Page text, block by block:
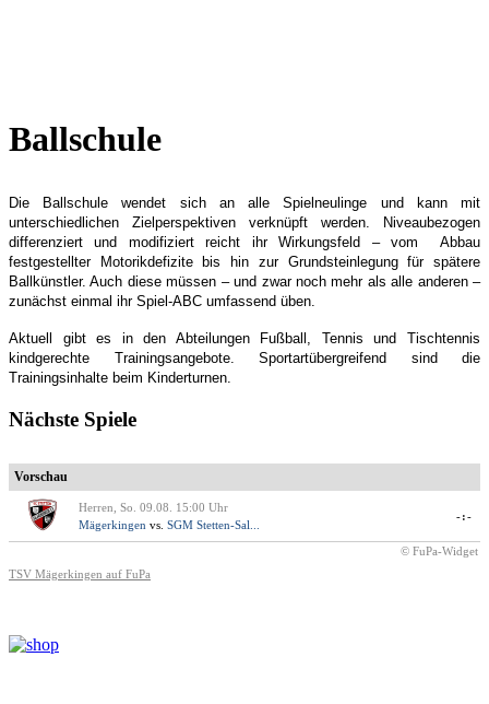
Ballschule
Die Ballschule wendet sich an alle Spielneulinge und kann mit
unterschiedlichen Zielperspektiven verknüpft werden. Niveaubezogen
differenziert und modifiziert reicht ihr Wirkungsfeld – vom Abbau
festgestellter Motorikdefizite bis hin zur Grundsteinlegung für spätere
Ballkünstler. Auch diese müssen – und zwar noch mehr als alle anderen –
zunächst einmal ihr Spiel-ABC umfassend üben.
Aktuell gibt es in den Abteilungen Fußball, Tennis und Tischtennis
kindgerechte Trainingsangebote. Sportartübergreifend sind die
Trainingsinhalte beim Kinderturnen.
Nächste Spiele
Vorschau
Herren, So. 09.08. 15:00 Uhr
Mägerkingen vs. SGM Stetten-Sal...
-:-
© FuPa-Widget
TSV Mägerkingen auf FuPa